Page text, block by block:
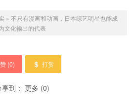
» 不只有漫画和动画，日本综艺明星也能成
文化输出的代表
赞 (0) 打赏
到： 更多 (0)